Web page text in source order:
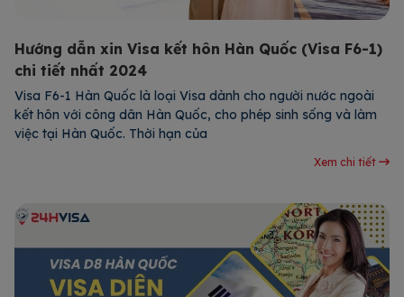
Hướng dẫn xin Visa kết hôn Hàn Quốc (Visa F6-1)
chi tiết nhất 2024
Visa F6-1 Hàn Quốc là loại Visa dành cho người nước ngoài
kết hôn với công dân Hàn Quốc, cho phép sinh sống và làm
việc tại Hàn Quốc. Thời hạn của
Xem chi tiết